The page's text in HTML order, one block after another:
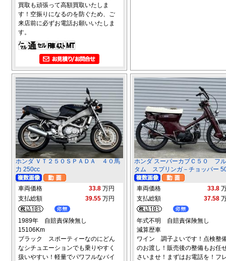
買取も頑張って高額買取いたしま
す！空振りになるのを防ぐため、ご
来店前に必ずお電話お願いいたしま
す。
ホンダ ＶＴ２５０ＳＰＡＤＡ ４０馬
力 250cc
車両価格 33.8 万円
支払総額
39.55 万円
1989年 自賠責保険無し
15106Km
ブラック スポーティーなのにどん
なシチュエーションでも乗りやすく
扱いやすい！軽量でパワフルなバイ
ホンダ スーパーカブＣ５０ フ
タム スプリンガ－チョッパー
車両価格 33.8
支払総額
37.58
年式不明 自賠責保険無し
減算歴車
ワイン 調子よいです！点検整
のお渡し！販売後の整備もお任
さいませ！まずはお電話を！フ